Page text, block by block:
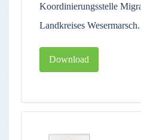
Koordinierungsstelle
Landkreises Wesermarsch.
Download